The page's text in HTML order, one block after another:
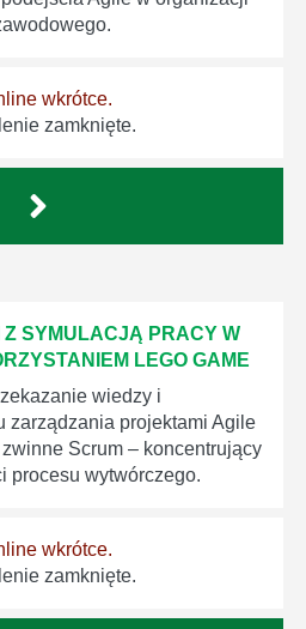
wkrótce.
zamknięte.
Z SYMULACJĄ PRACY W
LEGO GAME
wiedzy i
zarządzania projektami Agile
Scrum – koncentrujący
procesu wytwórczego.
wkrótce.
zamknięte.